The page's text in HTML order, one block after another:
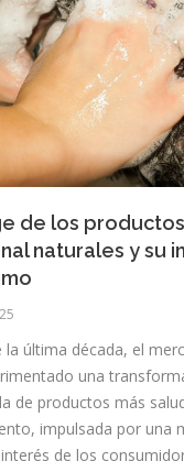
de los
naturales y su
la última década, el
una
de productos más
impulsada por una
de los